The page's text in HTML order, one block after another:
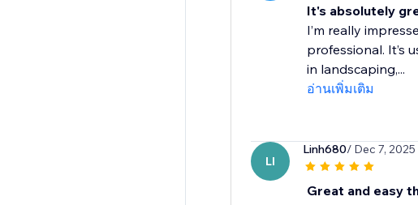
It's absolutely
I’m really
professional. It’s
in landscaping,...
อ่านเพิ่มเติม
LI
Linh680/ Dec 7, 2025
Great and easy